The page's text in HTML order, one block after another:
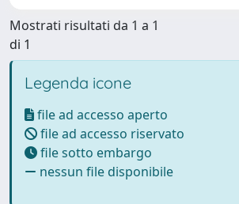
Mostrati risultati da 1 a 1
di 1
Legenda icone
file ad accesso aperto
file ad accesso riservato
file sotto embargo
nessun file disponibile